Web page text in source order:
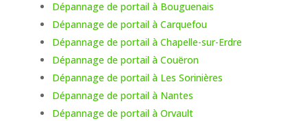
Dépannage de portail à Bouguenais
Dépannage de portail à Carquefou
Dépannage de portail à Chapelle-sur-Erdre
Dépannage de portail à Couëron
Dépannage de portail à Les Sorinières
Dépannage de portail à Nantes
Dépannage de portail à Orvault